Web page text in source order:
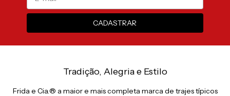
Tradição, Alegria e Estilo
Frida e Cia.® a maior e mais completa marca de trajes típicos